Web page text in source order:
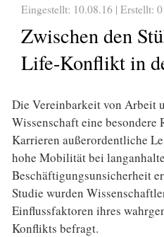
Eingestellt: 10.08.16 | Erstellt:
Zwischen den
Life-Konflikt in
Die Vereinbarkeit von Arbeit
Wissenschaft eine
Karrieren außerordentliche
hohe Mobilität bei
Beschäftigungsunsicherheit
Studie wurden
Einflussfaktoren ihres
Konflikts befragt.